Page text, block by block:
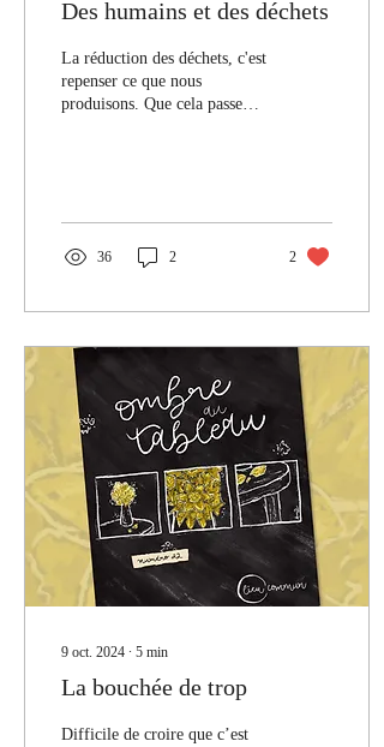
Des humains et des déchets
La réduction des déchets, c'est
repenser ce que nous
produisons. Que cela passe
36 2 2
9 oct. 2024 ∙ 5 min
La bouchée de trop
Difficile de croire que c’est